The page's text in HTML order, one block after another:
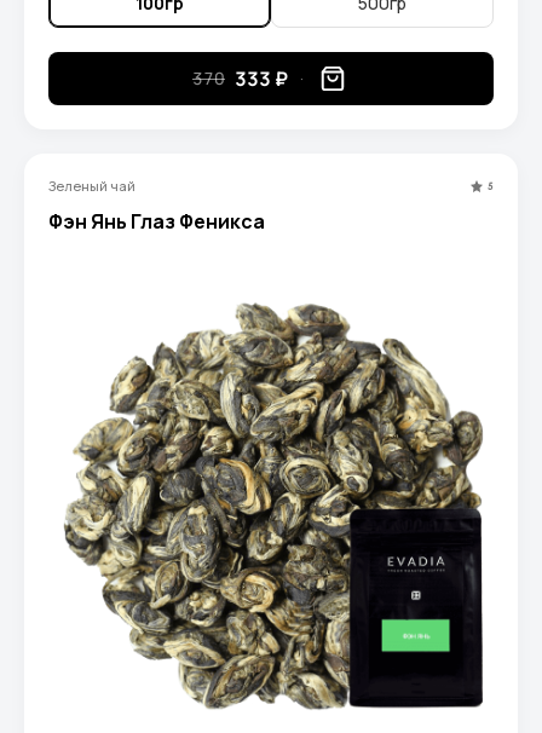
корицы.
370 333 ₽
Зеленый чай 5
Фэн Янь Глаз Феникса